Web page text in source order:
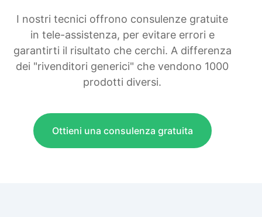
I nostri tecnici offrono consulenze gratuite
in tele-assistenza, per evitare errori e
garantirti il risultato che cerchi. A differenza
dei "rivenditori generici" che vendono 1000
prodotti diversi.
Ottieni una consulenza gratuita